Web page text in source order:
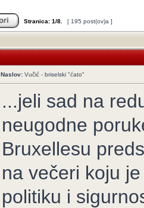
Stranica: 1/8 [ 195 post(ov)a ]
Naslov: Vučić - briselski "ćato"
...jeli sad na
neugodne
Bruxellesu
na večeri koju
politiku i